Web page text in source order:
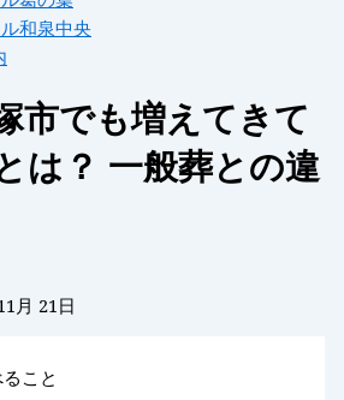
和泉中央
市でも増えてきて
は？ 一般葬との違
月 21日
こと